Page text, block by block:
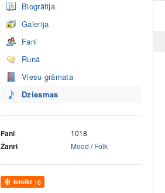
Biogrāfija
Galerija
Fani
Runā
Viesu grāmata
Dziesmas
Fani 1018
Žanri Mood /Folk
Ieteikt 16